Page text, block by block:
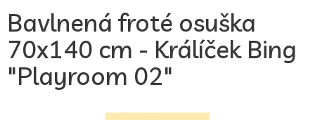
Bavlnená froté osuška
70x140 cm - Králíček Bing
"Playroom 02"